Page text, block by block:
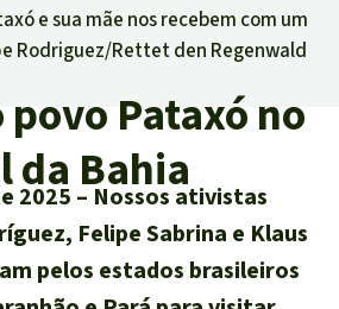
Atualidades
Êxitos
A Floresta Tropical
Biodiversidade:
a Floresta
somos
um tema
de florestas
dos animais
de indígenas
asiático
Latina
e sua mãe nos recebem com um
Rodriguez/Rettet den Regenwald
Pataxó no
da Bahia
2025
Nossos ativistas
Felipe Sabrina e Klaus
pelos estados brasileiros